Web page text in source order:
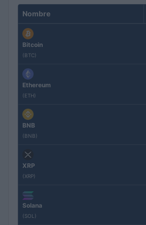
Nombre
Bitcoin
(BTC)
Ethereum
(ETH)
BNB
(BNB)
XRP
(XRP)
Solana
(SOL)